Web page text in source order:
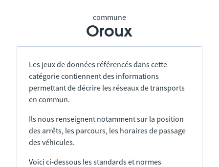
commune
Oroux
Les jeux de données référencés dans cette
catégorie contiennent des informations
permettant de décrire les réseaux de transports
en commun.
Ils nous renseignent notamment sur la position
des arrêts, les parcours, les horaires de passage
des véhicules.
Voici ci-dessous les standards et normes